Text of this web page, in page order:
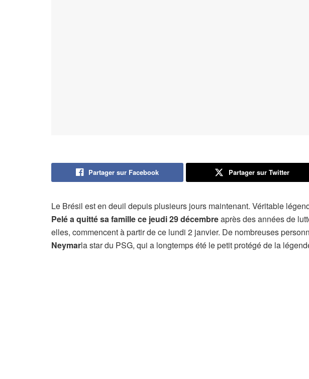
Partager sur Facebook Partager sur Twitter
Le Brésil est en deuil depuis plusieurs jours maintenant. Véritable
Pelé a quitté sa famille ce jeudi 29 décembreaprès des années de
elles, commencent à partir de ce lundi 2 janvier. De nombreuses
Neymarla star du PSG, qui a longtemps été le petit protégé de la